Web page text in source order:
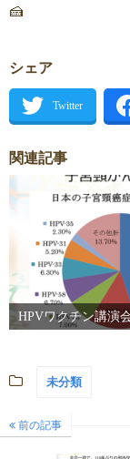
🍰
シェア
関連記事
HPVワクチン講演
未分類
前の記事